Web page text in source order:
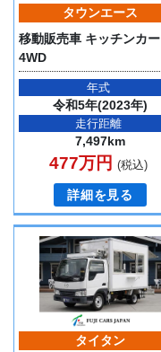
タウンエース
移動販売車 キッチンカー
4WD
年式
令和5年(2023年)
走行距離
7,497km
477万円 (税込)
詳細を見る
タイタン